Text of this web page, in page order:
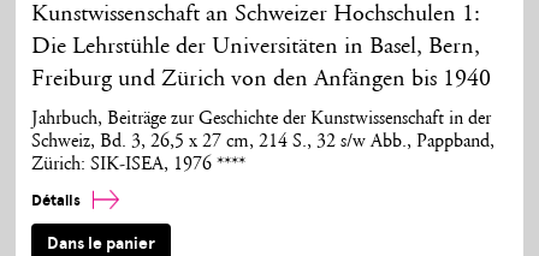
Kunstwissenschaft an Schweizer Hochschulen 1:
Die Lehrstühle der Universitäten in Basel, Bern,
Freiburg und Zürich von den Anfängen bis 1940
Jahrbuch, Beiträge zur Geschichte der Kunstwissenschaft in der
Schweiz, Bd. 3, 26,5 x 27 cm, 214 S., 32 s/w Abb., Pappband,
Zürich: SIK-ISEA, 1976 ****
Détails
Dans le panier